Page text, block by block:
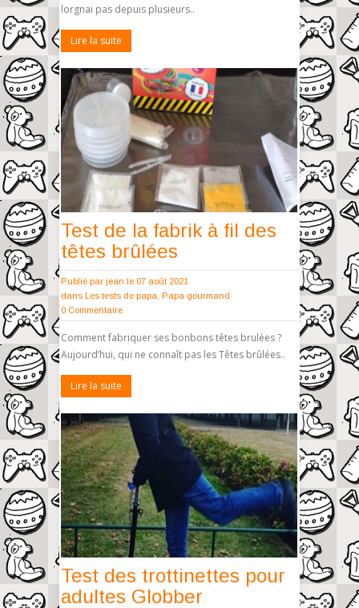
lorgnai pas depuis plusieurs..
Lire la suite
Test de la fabrik à fil des
têtes brûlées
Publié par jean le 07 août 2021
dans Les tests de papa Papa gourmand
0 Commentaire
Comment fabriquer ses bonbons têtes brulées ?
Aujourd’hui, qui ne connaît pas les Têtes brûlées..
Lire la suite
Test des trottinettes pour
adultes Globber